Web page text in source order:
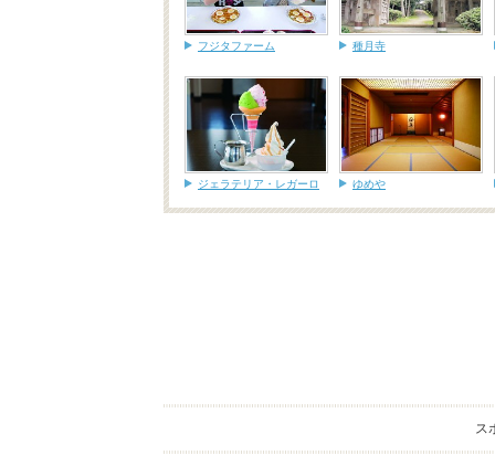
フジタファーム 種月寺
ジェラテリア・レガーロ ゆめや
ス